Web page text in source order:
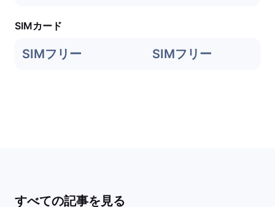
SIMカード
SIMフリー SIMフリー
すべての記事を見る